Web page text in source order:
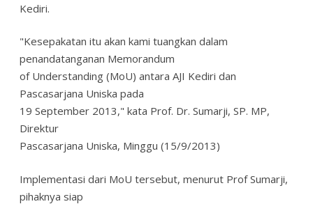
Kediri.
"Kesepakatan itu akan kami tuangkan dalam
penandatanganan Memorandum
of Understanding (MoU) antara AJI Kediri dan
Pascasarjana Uniska pada
19 September 2013," kata Prof. Dr. Sumarji, SP. MP,
Direktur
Pascasarjana Uniska, Minggu (15/9/2013)
Implementasi dari MoU tersebut, menurut Prof Sumarji,
pihaknya siap